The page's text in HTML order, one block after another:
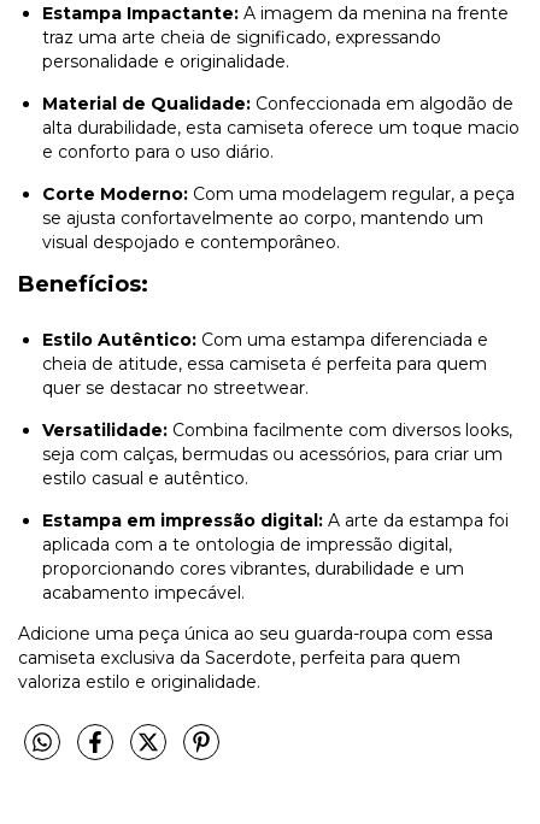
Estampa Impactante: A imagem da menina na frente
traz uma arte cheia de significado, expressando
personalidade e originalidade.
Material de Qualidade: Confeccionada em algodão de
alta durabilidade, esta camiseta oferece um toque macio
e conforto para o uso diário.
Corte Moderno: Com uma modelagem regular, a peça
se ajusta confortavelmente ao corpo, mantendo um
visual despojado e contemporâneo.
Benefícios:
Estilo Autêntico: Com uma estampa diferenciada e
cheia de atitude, essa camiseta é perfeita para quem
quer se destacar no streetwear.
Versatilidade: Combina facilmente com diversos looks,
seja com calças, bermudas ou acessórios, para criar um
estilo casual e autêntico.
Estampa em impressão digital: A arte da estampa foi
aplicada com a te ontologia de impressão digital,
proporcionando cores vibrantes, durabilidade e um
acabamento impecável.
Adicione uma peça única ao seu guarda-roupa com essa
camiseta exclusiva da Sacerdote, perfeita para quem
valoriza estilo e originalidade.